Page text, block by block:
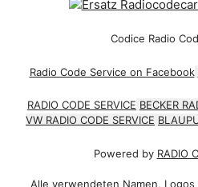
Codice Radio
Radio Code Service on Facebook
RADIO CODE SERVICE BECKER
VW RADIO CODE SERVICE
Powered by RADIO
Alle verwendeten Namen,